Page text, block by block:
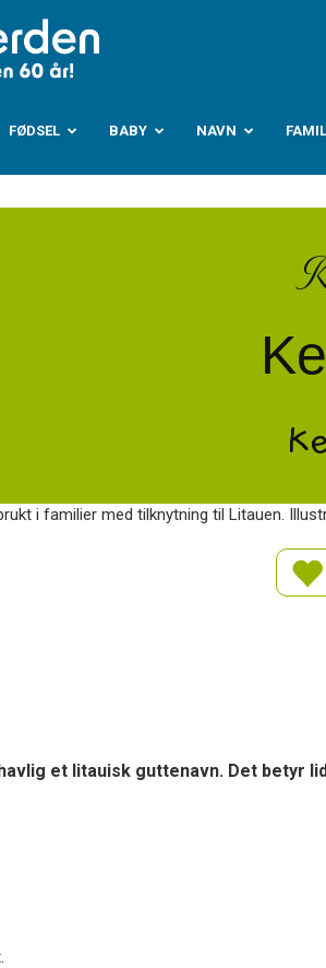
Babyverden.no
FØDSEL BABY NAVN
i familier med tilknytning til Litauen.
et litauisk guttenavn. Det betyr